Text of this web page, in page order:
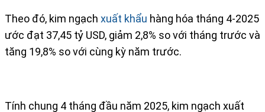
Theo đó, kim ngạch xuất khẩu hàng hóa tháng 4-2025
ước đạt 37,45 tỷ USD, giảm 2,8% so với tháng trước và
tăng 19,8% so với cùng kỳ năm trước.
Tính chung 4 tháng đầu năm 2025, kim ngạch xuất